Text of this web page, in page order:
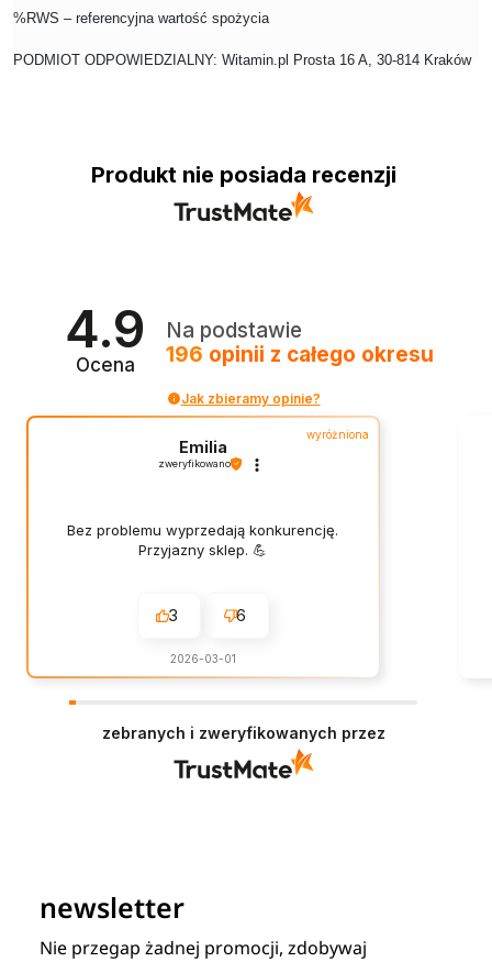
%RWS – referencyjna wartość spożycia
PODMIOT ODPOWIEDZIALNY: Witamin.pl Prosta 16 A, 30-814 Kraków
Produkt nie posiada recenzji
4.9
Ocena
Na podstawie
196 opinii z całego okresu
Jak zbieramy opinie?
wyróżniona
Emilia
zweryfikowano
Bez problemu wyprzedają konkurencję.
Przyjazny sklep. 💪
3 6
2026-03-01
zebranych i zweryfikowanych przez
newsletter
Nie przegap żadnej promocji, zdobywaj